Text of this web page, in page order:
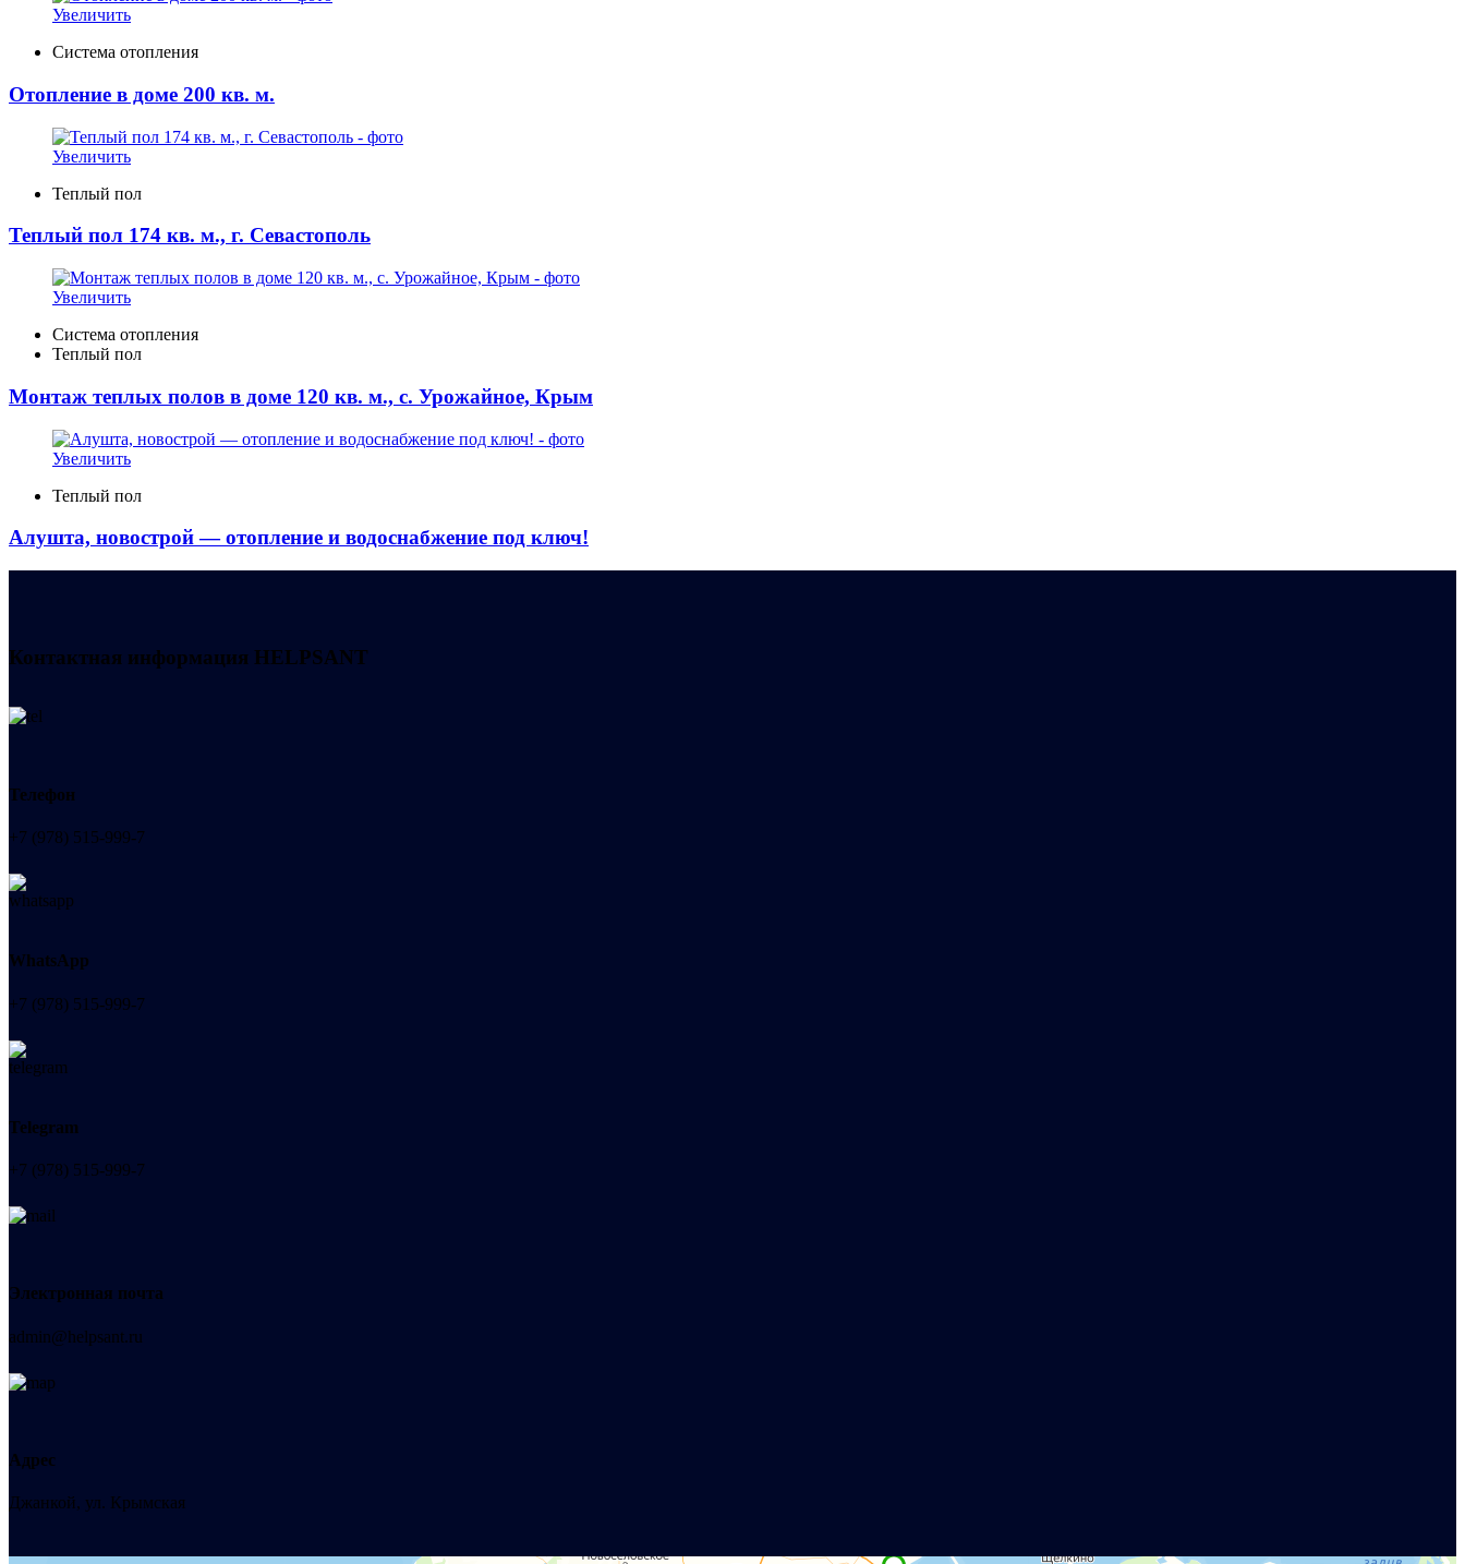
Увеличить
Система отопления
Отопление в доме 200 кв. м.
Увеличить
Теплый пол
Теплый пол 174 кв. м., г. Севастополь
Увеличить
Система отопления
Теплый пол
Монтаж теплых полов в доме 120 кв. м., с. Урожайное, Крым
Увеличить
Теплый пол
Алушта, новострой — отопление и водоснабжение под ключ!
Контактная информация HELPSANT
Телефон
+7 (978) 515-999-7
WhatsApp
+7 (978) 515-999-7
Telegram
+7 (978) 515-999-7
Электронная почта
admin@helpsant.ru
Адрес
Джанкой, ул. Крымская